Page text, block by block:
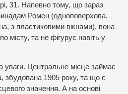
31. Напевно тому, що зараз
Ромен (одноповерхова,
з пластиковими вікнами), вона
місту, та не фігурує навіть у
уваги. Центральне місце займає
збудована 1905 року, та що є
значення. А на основі